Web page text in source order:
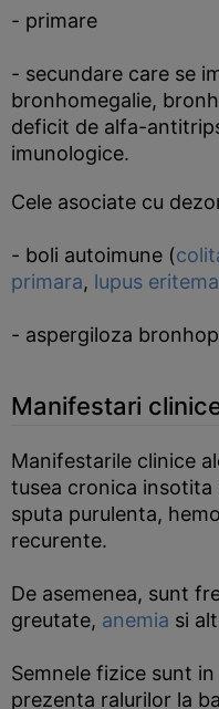
- primare
- secundare care se
bronhomegalie,
deficit de alfa-
imunologice.
Cele asociate cu
- boli autoimune (
primara, lupus
- aspergiloza
Manifestari
Manifestarile clinice
tusea cronica
sputa purulenta,
recurente.
De asemenea, sunt
greutate, anemia si
Semnele fizice sunt
prezenta ralurilor la